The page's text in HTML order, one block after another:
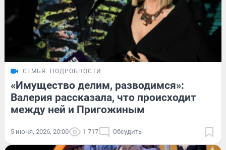
СЕМЬЯ ПОДРОБНОСТИ
«Имущество делим, разводимся»:
Валерия рассказала, что происходит
между ней и Пригожиным
5 июня, 2026, 20:00 1 717 Обсудить